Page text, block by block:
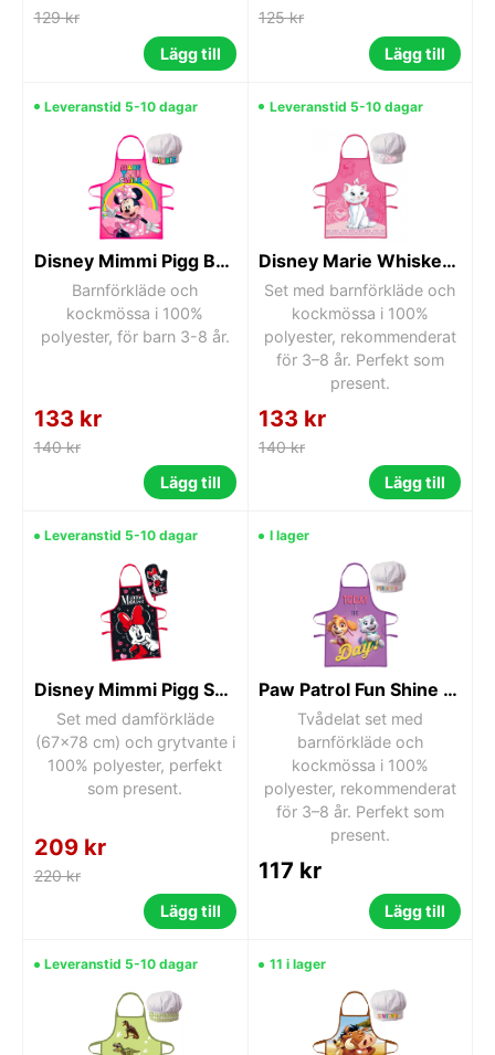
129 kr
Lägg till
125 kr
Lägg till
Leveranstid 5-10 dagar
Disney Mimmi Pigg Barnförkläde 2-delat set
Barnförkläde och
kockmössa i 100%
polyester, för barn 3-8 år.
133 kr
140 kr
Lägg till
Leveranstid 5-10 dagar
Disney Marie Whiskers barnförkläde 2-delars set
Set med barnförkläde och
kockmössa i 100%
polyester, rekommenderat
för 3–8 år. Perfekt som
present.
133 kr
140 kr
Lägg till
Leveranstid 5-10 dagar
Disney Mimmi Pigg Smooch Damförkläde 2-delar
Set med damförkläde
(67x78 cm) och grytvante i
100% polyester, perfekt
som present.
209 kr
220 kr
Lägg till
I lager
Paw Patrol Fun Shine Barnförkläde 2-delars set
Tvådelat set med
barnförkläde och
kockmössa i 100%
polyester, rekommenderat
för 3–8 år. Perfekt som
present.
117 kr
Lägg till
Leveranstid 5-10 dagar 11 i lager